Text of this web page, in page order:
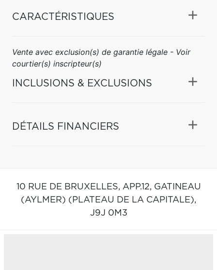
CARACTÉRISTIQUES
Vente avec exclusion(s) de garantie légale - Voir
courtier(s) inscripteur(s)
INCLUSIONS & EXCLUSIONS
DÉTAILS FINANCIERS
10 RUE DE BRUXELLES, APP.12, GATINEAU
(AYLMER) (PLATEAU DE LA CAPITALE),
J9J 0M3